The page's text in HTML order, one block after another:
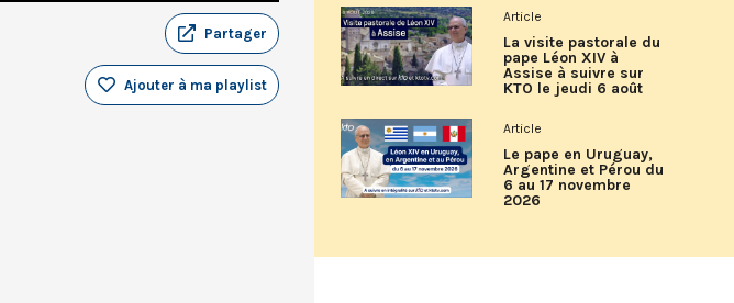
Partager
Ajouter à ma playlist
Article
La visite pastorale du
pape Léon XIV à
Assise à suivre sur
KTO le jeudi 6 août
Article
Le pape en Uruguay,
Argentine et Pérou du
6 au 17 novembre
2026